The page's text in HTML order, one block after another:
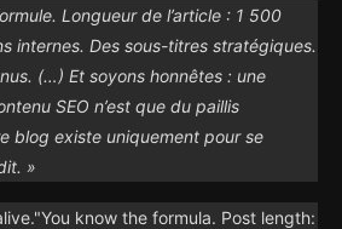
Longueur de l’article : 1 500
internes. Des sous-titres stratégiques.
(…) Et soyons honnêtes : une
SEO n’est que du paillis
blog existe uniquement pour se
»
know the formula. Post length: